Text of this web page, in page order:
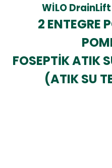
WİLO DrainLift
2 ENTEGRE
FOSEPTİK ATIK
(ATIK SU